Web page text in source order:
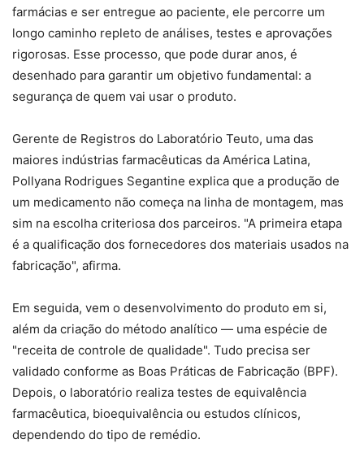
farmácias e ser entregue ao paciente, ele percorre um
longo caminho repleto de análises, testes e aprovações
rigorosas. Esse processo, que pode durar anos, é
desenhado para garantir um objetivo fundamental: a
segurança de quem vai usar o produto.
Gerente de Registros do Laboratório Teuto, uma das
maiores indústrias farmacêuticas da América Latina,
Pollyana Rodrigues Segantine explica que a produção de
um medicamento não começa na linha de montagem, mas
sim na escolha criteriosa dos parceiros. "A primeira etapa
é a qualificação dos fornecedores dos materiais usados na
fabricação", afirma.
Em seguida, vem o desenvolvimento do produto em si,
além da criação do método analítico — uma espécie de
"receita de controle de qualidade". Tudo precisa ser
validado conforme as Boas Práticas de Fabricação (BPF).
Depois, o laboratório realiza testes de equivalência
farmacêutica, bioequivalência ou estudos clínicos,
dependendo do tipo de remédio.